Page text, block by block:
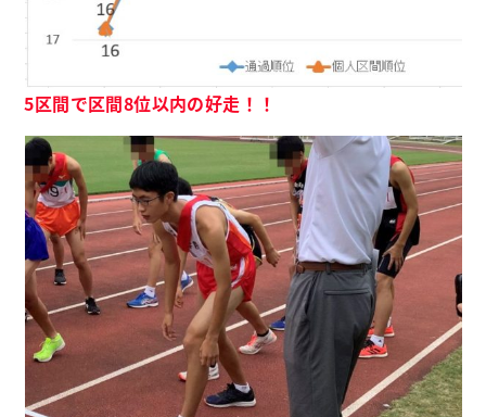
5区間で区間8位以内の好走！！